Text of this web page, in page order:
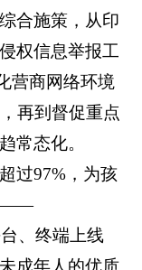
合施策，从印
权信息举报工
营商网络环境
再到督促重点
常态化。
过97%，为孩
——
、终端上线
成年人的优质